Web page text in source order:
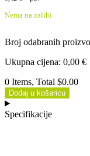
Nema na zalihi
Broj odabranih
Ukupna cijena: 0,00 €
0 Items, Total $0.00
Dodaj u košaricu
Specifikacije